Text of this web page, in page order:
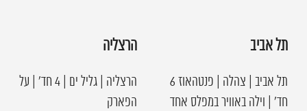
תל אביב
תל אביב | צהלה | פנטהאוז 6
חד׳ | וילה באוויר במפלס אחד
הרצליה
הרצליה | גליל ים | 4 חד׳ | על
הפארק